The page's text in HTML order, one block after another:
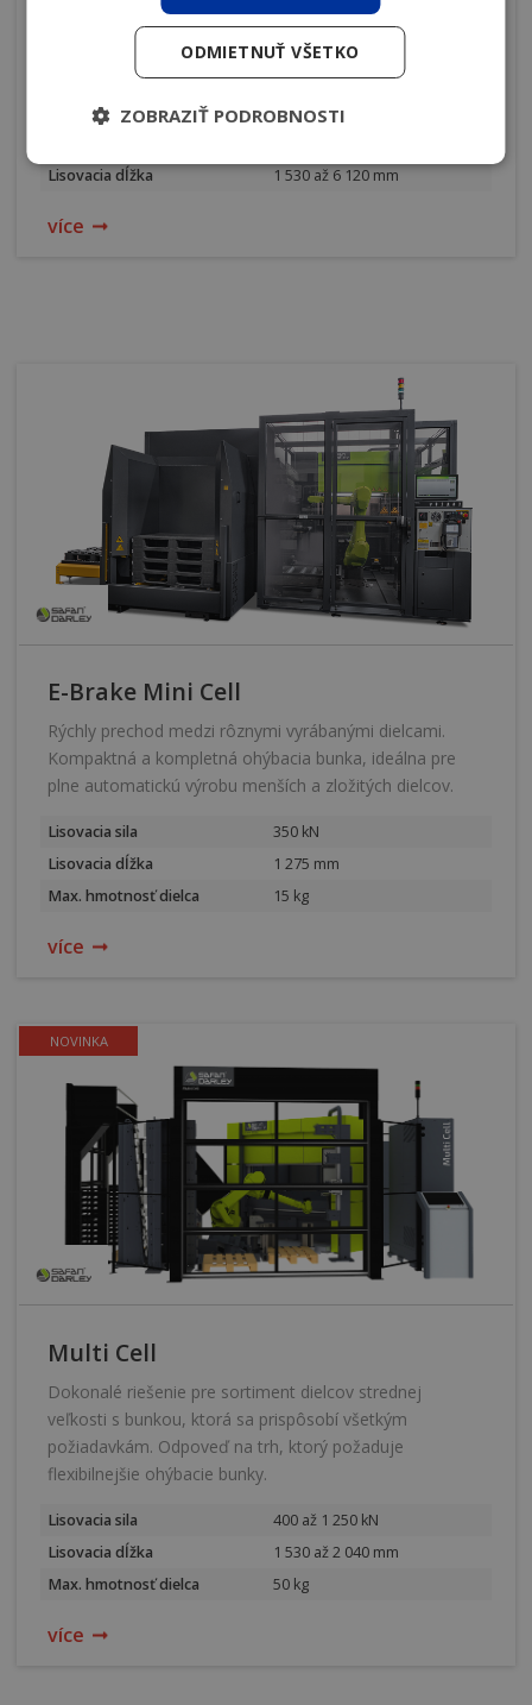
Najnovšie technológie pohonu pri ohraňovaní od
tenkých plechov až po Heavy Duty segment.
Princíp pohonu
hydraulický - hybridný
Lisovacia dĺžka
1 530 až 6 120 mm
více
E-Brake Mini Cell
Rýchly prechod medzi rôznymi vyrábanými dielcami.
Kompaktná a kompletná ohýbacia bunka, ideálna pre
plne automatickú výrobu menších a zložitých dielcov.
Lisovacia sila
350 kN
Lisovacia dĺžka
1 275 mm
Max. hmotnosť dielca
15 kg
více
NOVINKA
Multi Cell
Dokonalé riešenie pre sortiment dielcov strednej
veľkosti s bunkou, ktorá sa prispôsobí všetkým
požiadavkám. Odpoveď na trh, ktorý požaduje
flexibilnejšie ohýbacie bunky.
Lisovacia sila
400 až 1 250 kN
Lisovacia dĺžka
1 530 až 2 040 mm
Max. hmotnosť dielca
50 kg
více
ODMIETNUŤ VŠETKO
ZOBRAZIŤ PODROBNOSTI